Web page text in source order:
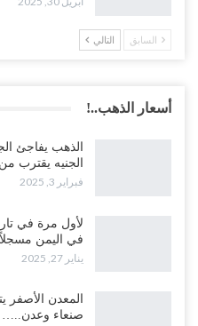
السابق التالي
أسعار الذهب..!
الذهب يفاجئ
الجنيه يقترب
فبراير 3, 2025
لأول مرة في
في اليمن
يناير 27, 2025
المعدن الأصفر
صنعاء وعدن..…